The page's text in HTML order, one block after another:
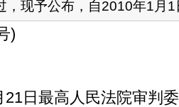
，现予公布，自2010年1月1
)
日最高人民法院审判委